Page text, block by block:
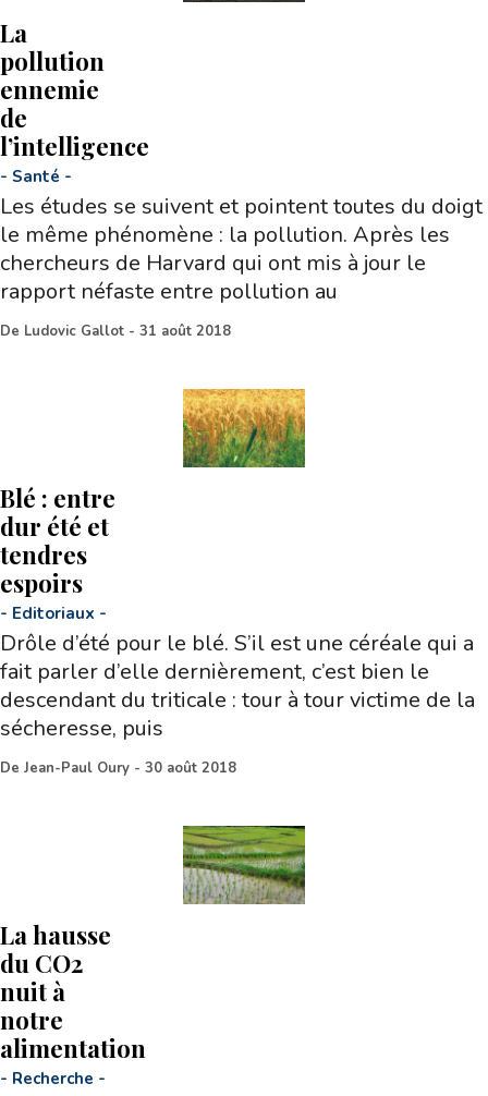
La
pollution
ennemie
de
l’intelligence
- Santé -
Les études se suivent et pointent toutes du doigt
le même phénomène : la pollution. Après les
chercheurs de Harvard qui ont mis à jour le
rapport néfaste entre pollution au
De Ludovic Gallot - 31 août 2018
Blé : entre
dur été et
tendres
espoirs
- Editoriaux -
Drôle d’été pour le blé. S’il est une céréale qui a
fait parler d’elle dernièrement, c’est bien le
descendant du triticale : tour à tour victime de la
sécheresse, puis
De Jean-Paul Oury - 30 août 2018
La hausse
du CO2
nuit à
notre
alimentation
- Recherche -